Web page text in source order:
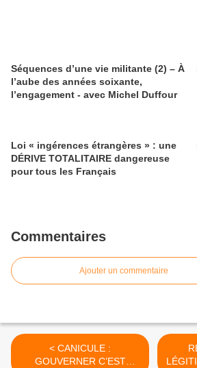
Séquences d’une vie militante (2) – À
l’aube des années soixante,
l’engagement - avec Michel Duffour
Loi « ingérences étrangères » : une
DÉRIVE TOTALITAIRE dangereuse
pour tous les Français
Commentaires
Ajouter un commentaire
< CANICULE :
GOUVERNER C’EST